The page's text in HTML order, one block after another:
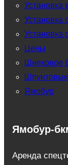
Установка
Установка
Установка
Цены
Шнековое
Ямобур
Ямобур-
Аренда